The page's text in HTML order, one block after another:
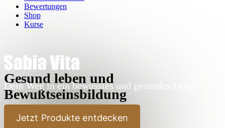
Bewertungen
Shop
Kurse
Dein Weg in ein bewusstes und gesundes Leben
Jetzt Produkte entdecken
Gesund leben und
Bewußtseinsbildung
Lieber Leser,